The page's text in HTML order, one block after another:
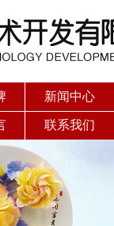
新闻中心
联系我们